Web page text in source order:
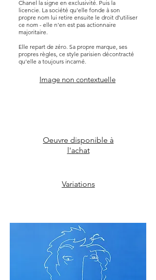
Chanel la signe en exclusivité. Puis la
licencie. La société qu'elle fonde à son
propre nom lui retire ensuite le droit d'utiliser
ce nom - elle n'en est pas actionnaire
majoritaire.
Elle repart de zéro. Sa propre marque, ses
propres règles, ce style parisien décontracté
qu'elle a toujours incarné.
Image non contextuelle
Oeuvre disponible à
l'achat
Variations